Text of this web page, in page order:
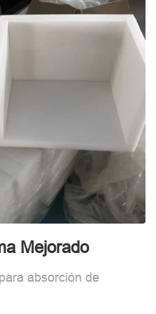
Mejorado
absorción de